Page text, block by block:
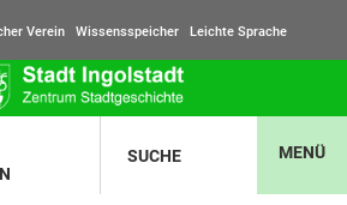
Verein Wissensspeicher Leichte Sprache
SUCHE MENÜ